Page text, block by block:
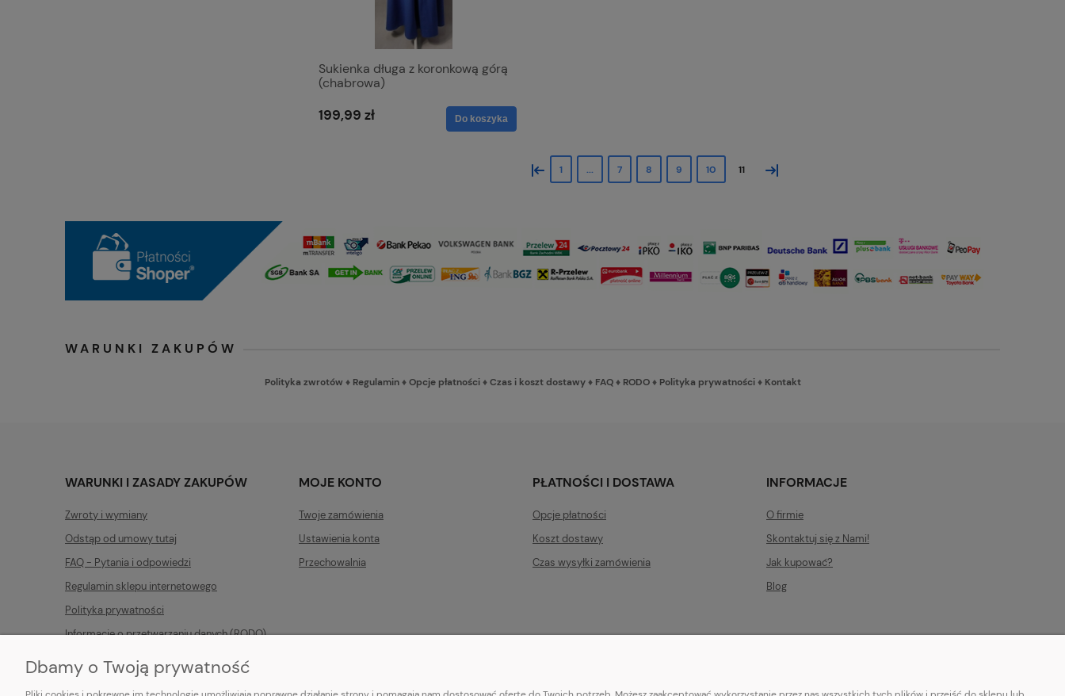
Sukienka długa z koronkową górą
(chabrowa)
199,99 zł Do koszyka
« 1 ... 7 8 9 10 11 »
WARUNKI ZAKUPÓW
Polityka zwrotów ♦ Regulamin♦Opcje płatności♦Czas i koszt dostawy♦ FAQ♦ RODO♦ Polityka prywatności♦ Kontakt
WARUNKI I ZASADY ZAKUPÓW
Zwroty i wymiany
Odstąp od umowy tutaj
FAQ - Pytania i odpowiedzi
Regulamin sklepu internetowego
Polityka prywatności
Informacje o przetwarzaniu danych (RODO)
MOJE KONTO
Twoje zamówienia
Ustawienia konta
Przechowalnia
PŁATNOŚCI I DOSTAWA
Opcje płatności
Koszt dostawy
Czas wysyłki zamówienia
INFORMACJE
O firmie
Skontaktuj się z Nami!
Jak kupować?
Blog
Dbamy o Twoją prywatność